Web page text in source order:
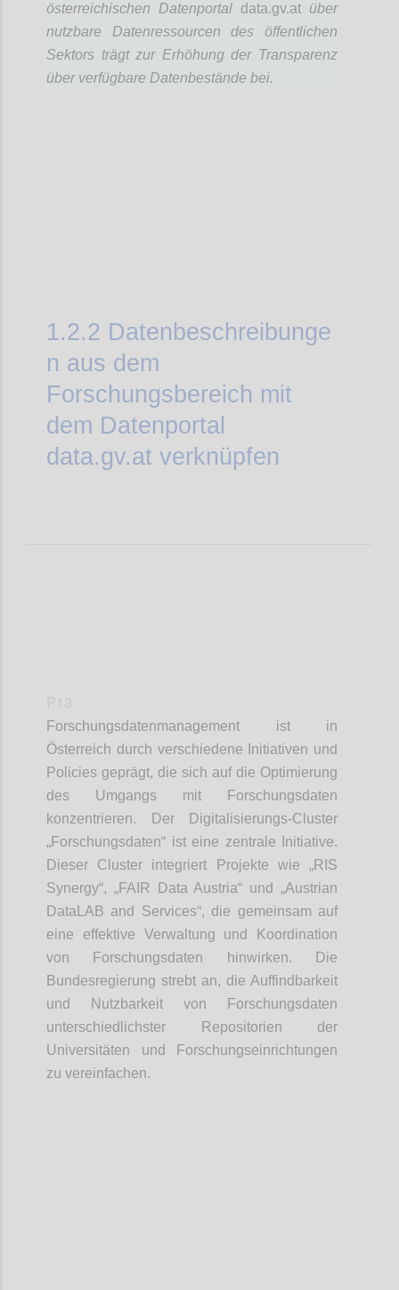
österreichischen Datenportal data.gv.at über
nutzbare Datenressourcen des öffentlichen
Sektors trägt zur Erhöhung der Transparenz
über verfügbare Datenbestände bei.
1.2.2 Datenbeschreibunge
n aus dem
Forschungsbereich mit
dem Datenportal
data.gv.at verknüpfen
Forschungsdatenmanagement ist in
Österreich durch verschiedene Initiativen und
Policies geprägt, die sich auf die Optimierung
des Umgangs mit Forschungsdaten
konzentrieren. Der Digitalisierungs-Cluster
„Forschungsdaten“ ist eine zentrale Initiative.
Dieser Cluster integriert Projekte wie „RIS
Synergy“, „FAIR Data Austria“ und „Austrian
DataLAB and Services“, die gemeinsam auf
eine effektive Verwaltung und Koordination
von Forschungsdaten hinwirken​. Die
Bundesregierung strebt an, die Auffindbarkeit
und Nutzbarkeit von Forschungsdaten
unterschiedlichster Repositorien der
Universitäten und Forschungseinrichtungen
zu vereinfachen.